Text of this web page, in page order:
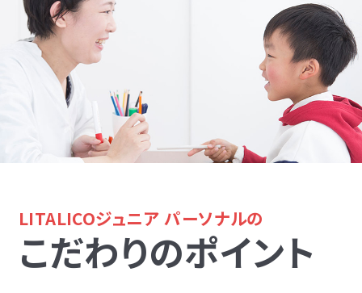
LITALICOジュニア パーソナルの
こだわりのポイント